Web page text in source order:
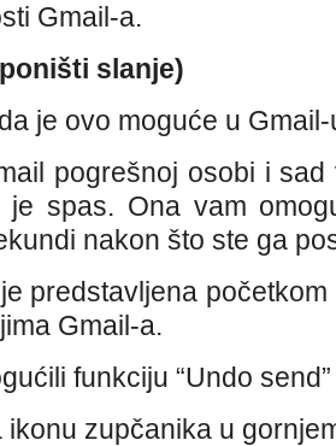
Gmail-a.
slanje)
je ovo moguće u Gmail-
pogrešnoj osobi i
je spas. Ona vam
nakon što ste ga
predstavljena
Gmail-a.
funkciju “Undo
ikonu zupčanika u